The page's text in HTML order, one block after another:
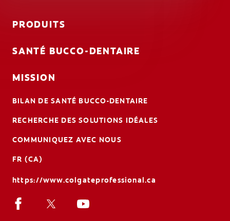
PRODUITS
SANTÉ BUCCO-DENTAIRE
MISSION
BILAN DE SANTÉ BUCCO-DENTAIRE
RECHERCHE DES SOLUTIONS IDÉALES
COMMUNIQUEZ AVEC NOUS
FR (CA)
https://www.colgateprofessional.ca